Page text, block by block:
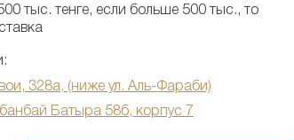
тыс. тенге, если больше 500 тыс., то
328а, (ниже ул. Аль-Фараби)
Батыра 58б, корпус 7